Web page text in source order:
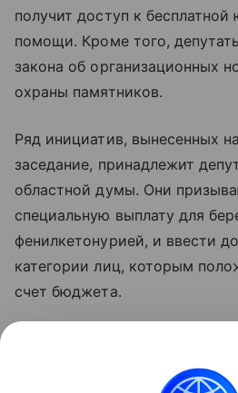
получит доступ к
помощи. Кроме того,
закона об организационных
охраны памятников.
Ряд инициатив, вынесенных
заседание, принадлежит
областной думы. Они
специальную выплату для
фенилкетонурией, и ввести
категории лиц, которым
счет бюджета.
озвученным предложениям и
слаженности в работе разных